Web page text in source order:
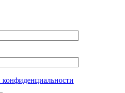
конфиденциальности